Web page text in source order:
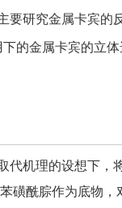
要研究金属卡宾的
的金属卡宾的立体
代机理的设想下，
磺酰腙作为底物，